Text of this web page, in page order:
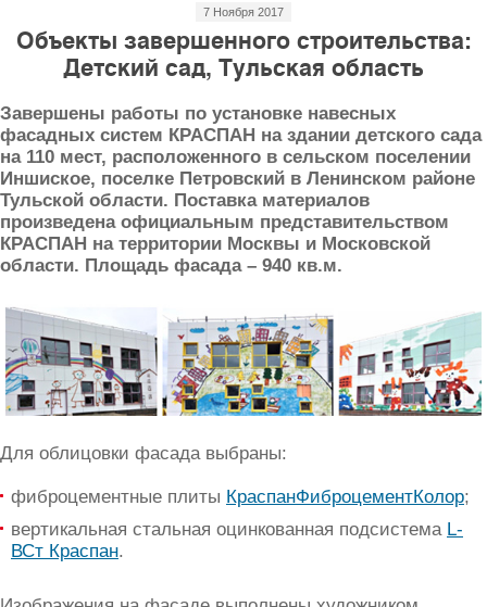
7 Ноября 2017
Объекты завершенного строительства:
Детский сад, Тульская область
Завершены работы по установке навесных
фасадных систем КРАСПАН на здании детского сада
на 110 мест, расположенного в сельском поселении
Иншиское, поселке Петровский в Ленинском районе
Тульской области. Поставка материалов
произведена официальным представительством
КРАСПАН на территории Москвы и Московской
области. Площадь фасада – 940 кв.м.
Для облицовки фасада выбраны:
фиброцементные плиты КраспанФиброцементКолор;
вертикальная стальная оцинкованная подсистема L-
ВСт Краспан.